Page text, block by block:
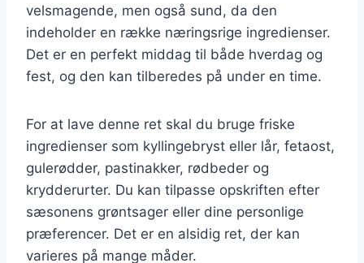
velsmagende, men også sund, da den
indeholder en række næringsrige ingredienser.
Det er en perfekt middag til både hverdag og
fest, og den kan tilberedes på under en time.
For at lave denne ret skal du bruge friske
ingredienser som kyllingebryst eller lår, fetaost,
gulerødder, pastinakker, rødbeder og
krydderurter. Du kan tilpasse opskriften efter
sæsonens grøntsager eller dine personlige
præferencer. Det er en alsidig ret, der kan
varieres på mange måder.